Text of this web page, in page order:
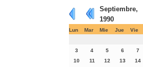
Septiembre,
1990
Lun Mar Mie Jue Vie
3
4 5 6 7
10
11 12 13 14